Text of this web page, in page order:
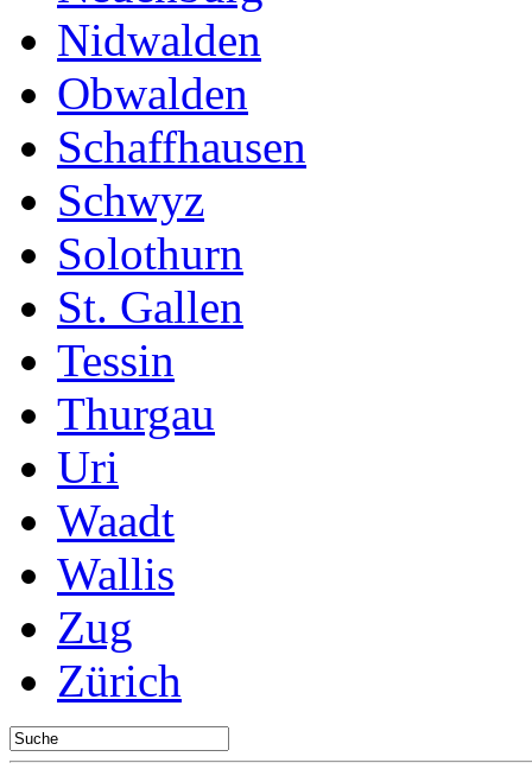
Nidwalden
Obwalden
Schaffhausen
Schwyz
Solothurn
St. Gallen
Tessin
Thurgau
Uri
Waadt
Wallis
Zug
Zürich